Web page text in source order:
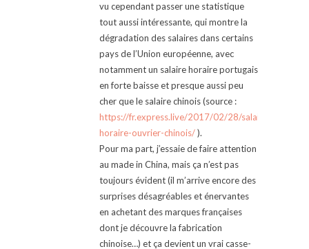
vu cependant passer une statistique
tout aussi intéressante, qui montre la
dégradation des salaires dans certains
pays de l’Union européenne, avec
notamment un salaire horaire portugais
en forte baisse et presque aussi peu
cher que le salaire chinois (source :
https://fr.express.live/2017/02/28/salaire-
horaire-ouvrier-chinois/).
Pour ma part, j’essaie de faire attention
au made in China, mais ça n’est pas
toujours évident (il m’arrive encore des
surprises désagréables et énervantes
en achetant des marques françaises
dont je découvre la fabrication
chinoise…) et ça devient un vrai casse-